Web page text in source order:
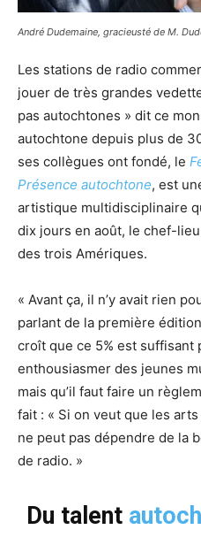
André Dudemaine, gracieusté de M.
Les stations de radio
jouer de très grandes
pas autochtones » dit ce
autochtone depuis plus de
ses collègues ont fondé, le
Présence autochtone, est
artistique multidisciplinaire
dix jours en août, le chef-
des trois Amériques.
« Avant ça, il n’y avait rien
parlant de la première
croît que ce 5% est suffisant
enthousiasmer des jeunes
mais qu’il faut faire un
fait : « Si on veut que les
ne peut pas dépendre de la
de radio. »
Du talent